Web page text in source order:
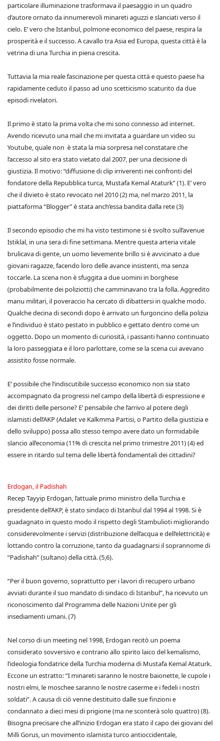
particolare illuminazione trasformava il paesaggio in un quadro
d’autore ornato da innumerevoli minareti aguzzi e slanciati verso il
cielo. E’ vero che Istanbul, polmone economico del paese, respira la
prosperità e il successo. A cavallo tra Asia ed Europa, questa città è la
vetrina di una Turchia in piena crescita.
Tuttavia la mia reale fascinazione per questa città e questo paese ha
rapidamente ceduto il passo ad uno scetticismo scaturito da due
episodi rivelatori.
Il primo è stato la prima volta che mi sono connesso ad internet.
Avendo ricevuto una mail che mi invitata a guardare un video su
Youtube, quale non è stata la mia sorpresa nel constatare che
l’accesso al sito era stato vietato dal 2007, per una decisione di
giustizia. Il motivo: “diffusione di clip irriverenti nei confronti del
fondatore della Repubblica turca, Mustafa Kemal Ataturk” (1). E’ vero
che il divieto è stato revocato nel 2010 (2) ma, nel marzo 2011, la
piattaforma “Blogger” è stata anch’essa bandita dalla rete (3)
Il secondo episodio che mi ha visto testimone si è svolto sull’avenue
Istiklal, in una sera di fine settimana. Mentre questa arteria vitale
brulicava di gente, un uomo lievemente brillo si è avvicinato a due
giovani ragazze, facendo loro delle avance insistenti, ma senza
toccarle. La scena non è sfuggita a due uomini in borghese
(probabilmente dei poliziotti) che camminavano tra la folla. Aggredito
manu militari, il poveraccio ha cercato di dibattersi in qualche modo.
Qualche decina di secondi dopo è arrivato un furgoncino della polizia
e l’individuo è stato pestato in pubblico e gettato dentro come un
oggetto. Dopo un momento di curiosità, i passanti hanno continuato
la loro passeggiata e il loro parlottare, come se la scena cui avevano
assistito fosse normale.
E’ possibile che l’indiscutibile successo economico non sia stato
accompagnato da progressi nel campo della libertà di espressione e
dei diritti delle persone? E’ pensabile che l’arrivo al potere degli
islamisti dell’AKP (Adalet ve Kalkmma Partisi, o Partito della giustizia e
dello sviluppo) possa allo stesso tempo avere dato un formidabile
slancio all’economia (11% di crescita nel primo trimestre 2011) (4) ed
essere in ritardo sul tema delle libertà fondamentali dei cittadini?
Erdogan, il Padishah
Recep Tayyip Erdogan, l’attuale primo ministro della Turchia e
presidente dell’AKP, è stato sindaco di Istanbul dal 1994 al 1998. Si è
guadagnato in questo modo il rispetto degli Stambulioti migliorando
considerevolmente i servizi (distribuzione dell’acqua e dell’elettricità) e
lottando contro la corruzione, tanto da guadagnarsi il soprannome di
“Padishah” (sultano) della città. (5,6).
“Per il buon governo, soprattutto per i lavori di recupero urbano
avviati durante il suo mandato di sindaco di Istanbul”, ha ricevuto un
riconoscimento dal Programma delle Nazioni Unite per gli
insediamenti umani. (7)
Nel corso di un meeting nel 1998, Erdogan recitò un poema
considerato sovversivo e contrario allo spirito laico del kemalismo,
l’ideologia fondatrice della Turchia moderna di Mustafa Kemal Ataturk.
Eccone un estratto: “I minareti saranno le nostre baionette, le cupole i
nostri elmi, le moschee saranno le nostre caserme e i fedeli i nostri
soldati”. A causa di ciò venne destituito dalle sue finzioni e
condannato a dieci mesi di prigione (ma ne sconterà solo quattro) (8).
Bisogna precisare che all’inizio Erdogan era stato il capo dei giovani del
Milli Gorus, un movimento islamista turco antioccidentale,